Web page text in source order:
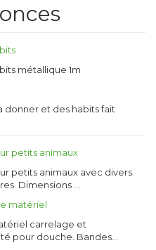
métallique 1m
donner et des habits fait
petits animaux
petits animaux avec divers
Dimensions …
matériel
carrelage et
pour douche. Bandes…